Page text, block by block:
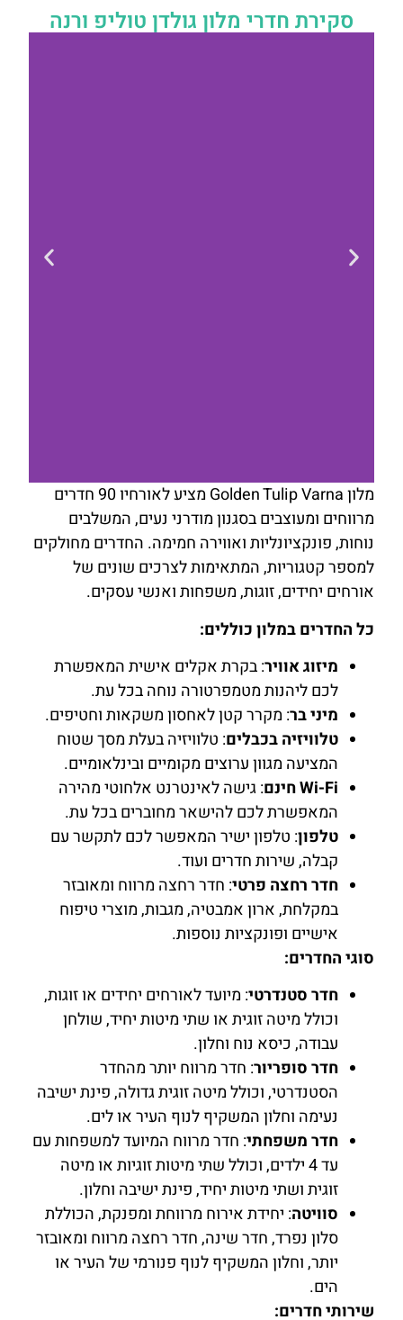
סקירת חדרי מלון גולדן טוליפ ורנה
להזמנת
חדר לחצו
כאן
מלון Golden Tulip Varna מציע לאורחיו 90 חדרים
מרווחים ומעוצבים בסגנון מודרני נעים, המשלבים
נוחות, פונקציונליות ואווירה חמימה. החדרים מחולקים
למספר קטגוריות, המתאימות לצרכים שונים של
אורחים יחידים, זוגות, משפחות ואנשי עסקים.
כל החדרים במלון כוללים:
מיזוג אוויר: בקרת אקלים אישית המאפשרת
לכם ליהנות מטמפרטורה נוחה בכל עת.
מיני בר: מקרר קטן לאחסון משקאות וחטיפים.
טלוויזיה בכבלים: טלוויזיה בעלת מסך שטוח
המציעה מגוון ערוצים מקומיים ובינלאומיים.
Wi-Fi חינם
: גישה לאינטרנט אלחוטי מהירה
המאפשרת לכם להישאר מחוברים בכל עת.
טלפון: טלפון ישיר המאפשר לכם לתקשר עם
קבלה, שירות חדרים ועוד.
חדר רחצה פרטי: חדר רחצה מרווח ומאובזר
במקלחת, ארון אמבטיה, מגבות, מוצרי טיפוח
אישיים ופונקציות נוספות.
סוגי החדרים:
חדר סטנדרטי: מיועד לאורחים יחידים או זוגות,
וכולל מיטה זוגית או שתי מיטות יחיד, שולחן
עבודה, כיסא נוח וחלון.
חדר סופריור: חדר מרווח יותר מהחדר
הסטנדרטי, וכולל מיטה זוגית גדולה, פינת ישיבה
נעימה וחלון המשקיף לנוף העיר או לים.
חדר משפחתי: חדר מרווח המיועד למשפחות עם
עד 4 ילדים, וכולל שתי מיטות זוגיות או מיטה
זוגית ושתי מיטות יחיד, פינת ישיבה וחלון.
סוויטה: יחידת אירוח מרווחת ומפנקת, הכוללת
סלון נפרד, חדר שינה, חדר רחצה מרווח ומאובזר
יותר, וחלון המשקיף לנוף פנורמי של העיר או
הים.
שירותי חדרים: